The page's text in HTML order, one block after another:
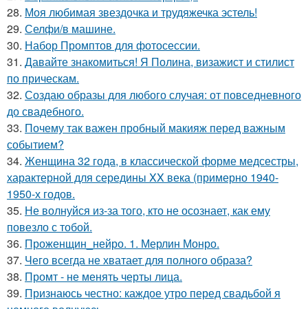
28. Моя любимая звездочка и трудяжечка эстель!
29. Селфи/в машине.
30. Набор Промптов для фотосессии.
31. Давайте знакомиться! Я Полина, визажист и стилист
по прическам.
32. Создаю образы для любого случая: от повседневного
до свадебного.
33. Почему так важен пробный макияж перед важным
событием?
34. Женщина 32 года, в классической форме медсестры,
характерной для середины XX века (примерно 1940-
1950-х годов.
35. Не волнуйся из-за того, кто не осознает, как ему
повезло с тобой.
36. Проженщин_нейро. 1. Мерлин Монро.
37. Чего всегда не хватает для полного образа?
38. Промт - не менять черты лица.
39. Признаюсь честно: каждое утро перед свадьбой я